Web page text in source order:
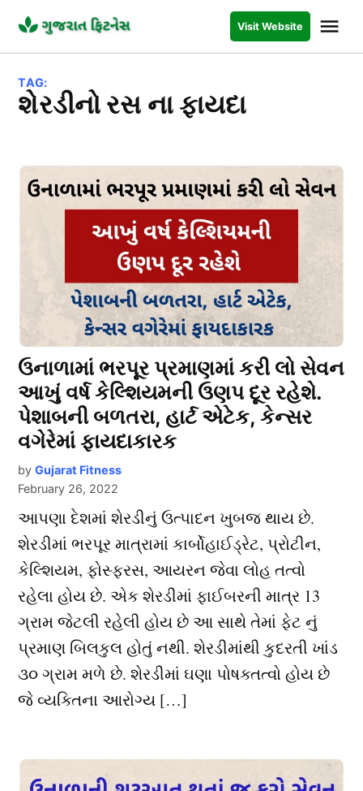
content
FITNESS
Visit Website
TAG:
શેરડીનો રસ ના ફાયદા
ઉનાળામાં ભરપૂર પ્રમાણમાં કરી લો સેવન
આખું વર્ષ કેલ્શિયમની ઉણપ દૂર રહેશે.
પેશાબની બળતરા, હાર્ટ એટેક, કેન્સર
વગેરેમાં ફાયદાકારક
by Gujarat Fitness
February 26, 2022
આપણા દેશમાં શેરડીનું ઉત્પાદન ખુબજ થાય છે.
શેરડીમાં ભરપૂર માત્રામાં કાર્બોહાઈડ્રેટ, પ્રોટીન,
કેલ્શિયમ, ફોસ્ફરસ, આયરન જેવા લોહ તત્વો
રહેલા હોય છે. એક શેરડીમાં ફાઈબરની માત્ર 13
ગ્રામ જેટલી રહેલી હોય છે આ સાથે તેમાં ફેટ નું
પ્રમાણ બિલકુલ હોતું નથી. શેરડીમાંથી કુદરતી ખાંડ
૩૦ ગ્રામ મળે છે. શેરડીમાં ઘણા પોષક્તત્વો હોય છે
જે વ્યક્તિના આરોગ્ય […]